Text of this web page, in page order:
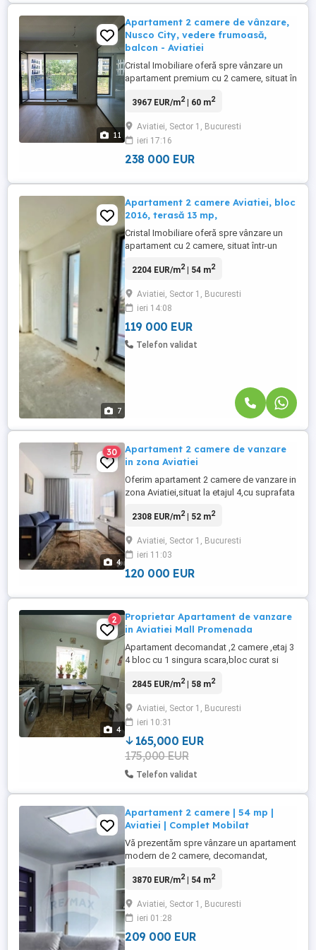
11
Apartament 2 camere de vânzare,
Nusco City, vedere frumoasă,
balcon - Aviatiei
Cristal Imobiliare oferă spre vânzare un
apartament premium cu 2 camere, situat în
una dintre cele mai moderne dezvoltări
Proprietatea este disponibilă pentru
mutare imediată și se vinde fără TVA, fiind
o oportunitate ...
3967 EUR/m2| 60 m2
Aviatiei, Sector 1, Bucuresti
ieri 17:16
238 000 EUR
7
Apartament 2 camere Aviatiei, bloc
2016, terasă 13 mp,
Cristal Imobiliare oferă spre vânzare un
apartament cu 2 camere, situat într-un
una dintre cele mai apreciate zone
Proprietatea este poziționată la etajul 3
din 4, clădirea are lift, beneficiază de o
compartimentare ...
2204 EUR/m2| 54 m2
Aviatiei, Sector 1, Bucuresti
ieri 14:08
119 000 EUR
Telefon validat
4
30
Apartament 2 camere de vanzare
in zona Aviatiei
Oferim apartament 2 camere de vanzare in
zona Aviatiei,situat la etajul 4,cu suprafata
compartimentat si luminos,potrivit atat
apropiere se afla metrou Aviatiei la 3-4
minute de mers,Promenada Mall,parc
Herastrau si multiple cladiri de ...
2308 EUR/m2| 52 m2
Aviatiei, Sector 1, Bucuresti
ieri 11:03
120 000 EUR
4
2
Proprietar Apartament de vanzare
in Aviatiei Mall Promenada
Apartament decomandat ,2 camere ,etaj 3
4 bloc cu 1 singura scara,bloc curat si
termic.Locuinta beneficiaza de o
bucatarie patrata,spatioasa,2 balcoane
inchise ,baie cu geam ptr .aerisire
naturala,aer conditionat,vedere catre ...
2845 EUR/m2| 58 m2
Aviatiei, Sector 1, Bucuresti
ieri 10:31
165,000 EUR
175,000 EUR
Telefon validat
Apartament 2 camere | 54 mp |
Aviatiei | Complet Mobilat
Vă prezentăm spre vânzare un apartament
modern de 2 camere, decomandat,
cele mai apreciate zone din nordul
Elena Caragiani. Amplasat pe o stradă
liniștită, cu trafic redus, apartamentul
oferă confort, intimitate ...
3870 EUR/m2| 54 m2
Aviatiei, Sector 1, Bucuresti
ieri 01:28
209 000 EUR